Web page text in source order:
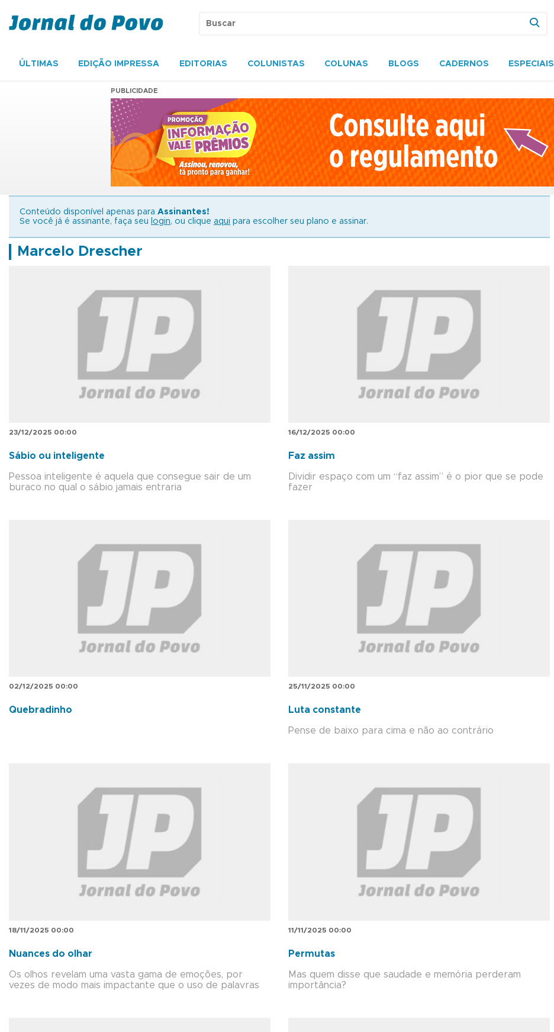
ÚLTIMAS EDIÇÃO IMPRESSA EDITORIAS COLUNISTAS COLUNAS BLOGS CADERNOS ESPECIAIS
PUBLICIDADE
Conteúdo disponível apenas para Assinantes!
Se você já é assinante, faça seu
login, ou clique aqui para escolher seu plano e assinar.
Marcelo Drescher
23/12/2025 00:00
Sábio ou inteligente
Pessoa inteligente é aquela que consegue sair de um
buraco no qual o sábio jamais entraria
16/12/2025 00:00
Faz assim
Dividir espaço com um “faz assim” é o pior que se pode
fazer
02/12/2025 00:00
Quebradinho
25/11/2025 00:00
Luta constante
Pense de baixo para cima e não ao contrário
18/11/2025 00:00
Nuances do olhar
Os olhos revelam uma vasta gama de emoções, por
vezes de modo mais impactante que o uso de palavras
11/11/2025 00:00
Permutas
Mas quem disse que saudade e memória perderam
importância?